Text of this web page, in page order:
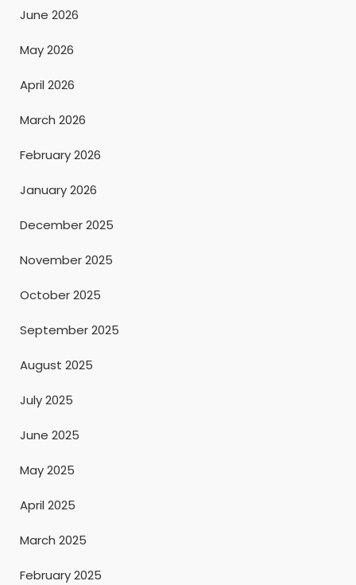
June 2026
May 2026
April 2026
March 2026
February 2026
January 2026
December 2025
November 2025
October 2025
September 2025
August 2025
July 2025
June 2025
May 2025
April 2025
March 2025
February 2025